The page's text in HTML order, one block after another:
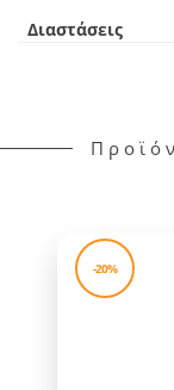
Διαστάσεις
-20%